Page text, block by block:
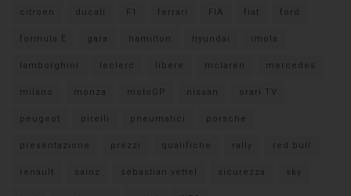
citroen ducati F1 ferrari FIA fiat ford
formula E gara hamilton hyundai imola
lamborghini leclerc libere mclaren mercedes
milano monza motoGP nissan orari TV
peugeot pirelli pneumatici porsche
presentazione prezzi qualifiche rally red bull
renault sainz sebastian vettel sicurezza sky